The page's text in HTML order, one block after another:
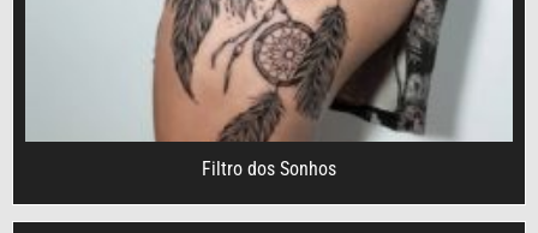
Filtro dos Sonhos